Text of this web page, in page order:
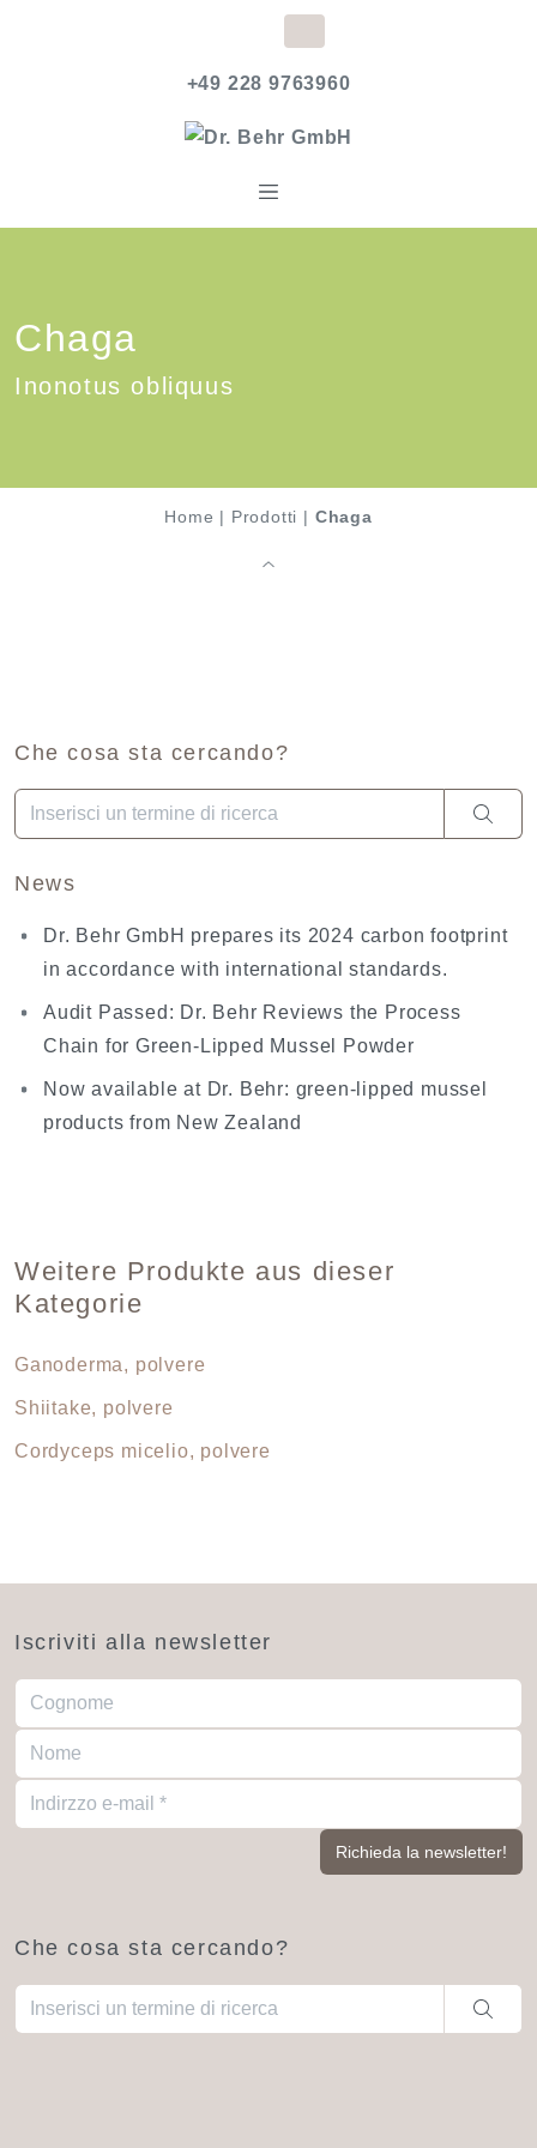
+49 228 9763960
Chaga
Inonotus obliquus
Home | Prodotti | Chaga
Che cosa sta cercando?
Una volta che i risultati del completamento automatico
News
Dr. Behr GmbH prepares its 2024 carbon footprint
in accordance with international standards.
Audit Passed: Dr. Behr Reviews the Process
Chain for Green-Lipped Mussel Powder
Now available at Dr. Behr: green-lipped mussel
products from New Zealand
Weitere Produkte aus dieser
Kategorie
Ganoderma, polvere
Shiitake, polvere
Cordyceps micelio, polvere
Iscriviti alla newsletter
Che cosa sta cercando?
Una volta che i risultati del completamento automatico